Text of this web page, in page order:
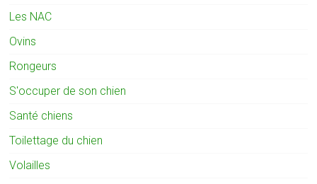
Les NAC
Ovins
Rongeurs
S'occuper de son chien
Santé chiens
Toilettage du chien
Volailles